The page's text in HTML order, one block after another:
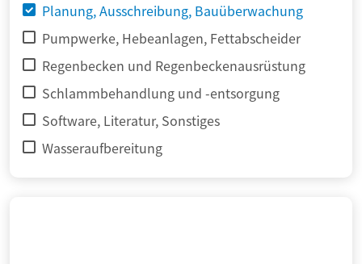
Planung, Ausschreibung, Bauüberwachung
Pumpwerke, Hebeanlagen, Fettabscheider
Regenbecken und Regenbeckenausrüstung
Schlammbehandlung und -entsorgung
Software, Literatur, Sonstiges
Wasseraufbereitung